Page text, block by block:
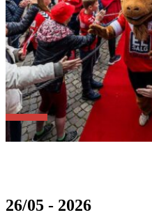
26/05 - 2026